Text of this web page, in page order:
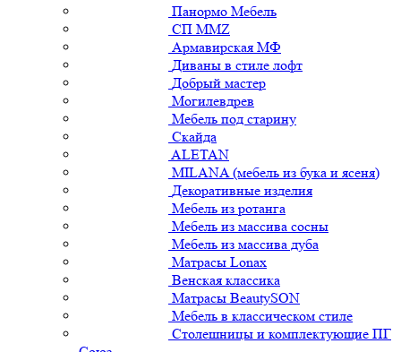
Панормо Мебель
СП ММZ
Армавирская МФ
Диваны в стиле лофт
Добрый мастер
Могилевдрев
Мебель под старину
Скайда
ALETAN
MILANA (мебель из бука и ясеня)
Декоративные изделия
Мебель из ротанга
Мебель из массива сосны
Мебель из массива дуба
Матрасы Lonax
Венская классика
Матрасы BeautySON
Мебель в классическом стиле
Столешницы и комплектующие ПГ